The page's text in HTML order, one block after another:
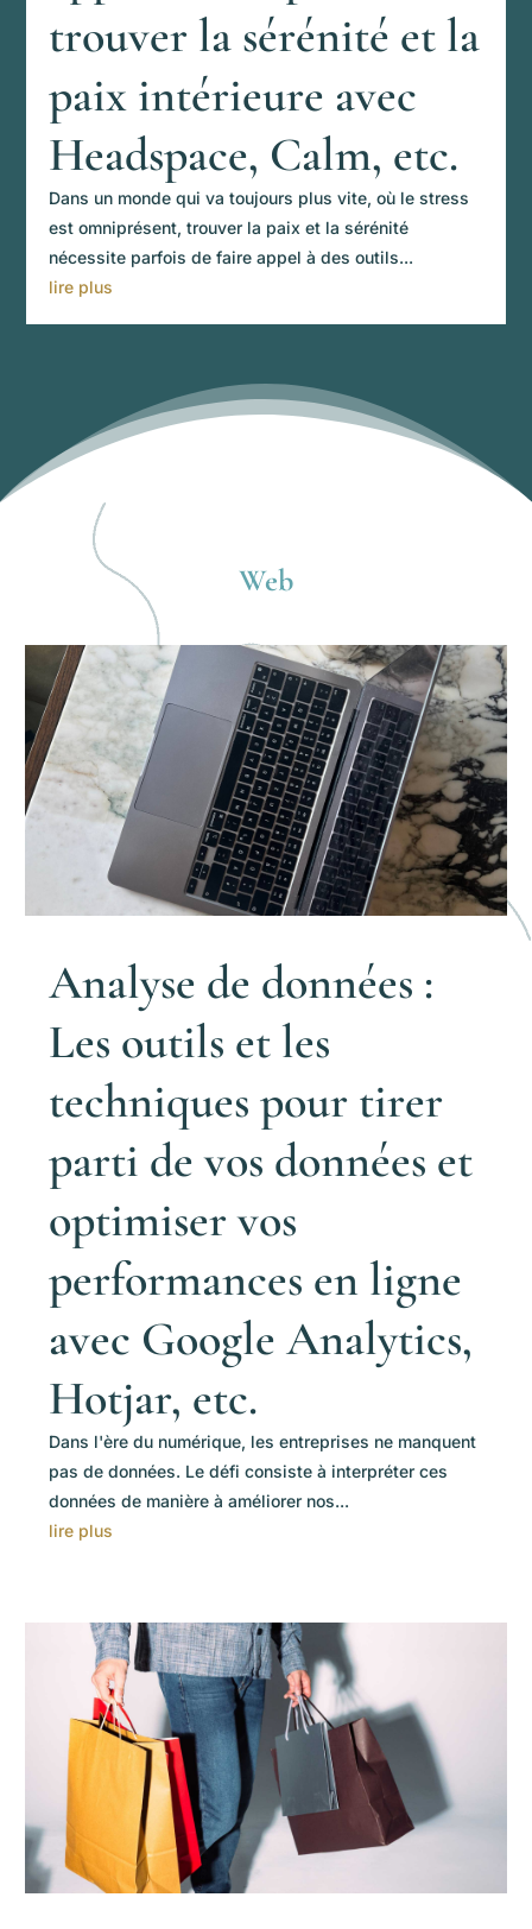
trouver la sérénité et la
paix intérieure avec
Headspace, Calm, etc.
Dans un monde qui va toujours plus vite, où le stress
est omniprésent, trouver la paix et la sérénité
nécessite parfois de faire appel à des outils...
lire plus
Web
Analyse de données :
Les outils et les
techniques pour tirer
parti de vos données et
optimiser vos
performances en ligne
avec Google Analytics,
Hotjar, etc.
Dans l'ère du numérique, les entreprises ne manquent
pas de données. Le défi consiste à interpréter ces
données de manière à améliorer nos...
lire plus